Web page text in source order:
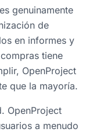
genuinamente
de
en informes y
tiene
OpenProject
que la mayoría.
OpenProject
a menudo